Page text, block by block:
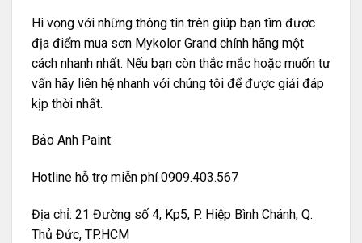
Hi vọng với những thông tin trên giúp bạn tìm được
địa điểm mua sơn Mykolor Grand chính hãng một
cách nhanh nhất. Nếu bạn còn thắc mắc hoặc muốn tư
vấn hãy liên hệ nhanh với chúng tôi để được giải đáp
kịp thời nhất.
Bảo Anh Paint
Hotline hỗ trợ miễn phí 0909.403.567
Địa chỉ: 21 Đường số 4, Kp5, P. Hiệp Bình Chánh, Q.
Thủ Đức, TP.HCM